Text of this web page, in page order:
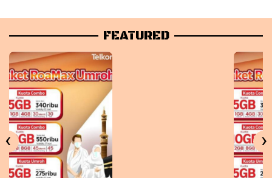
FEATURED
‹ ›